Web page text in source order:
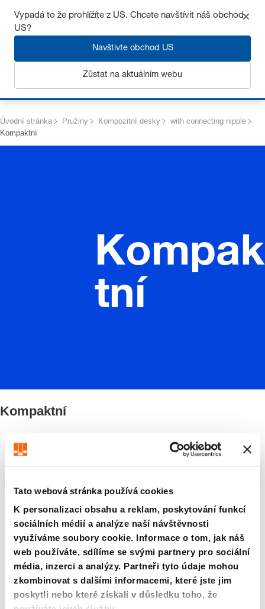
Tato webová stránka používá cookies
K personalizaci obsahu a reklam, poskytování funkcí
sociálních médií a analýze naší návštěvnosti
využíváme soubory cookie. Informace o tom, jak náš
web používáte, sdílíme se svými partnery pro sociální
média, inzerci a analýzy. Partneři tyto údaje mohou
zkombinovat s dalšími informacemi, které jste jim
poskytli nebo které získali v důsledku toho, že
Získejte až 7% slevu – klikněte zde pro víceinformací
Úvodní stránka Pružiny Kompozitní desky
with connecting nipple
Kompaktní
Kompak
tní
Kompaktní
Filtry/třídění
8 Zboží nalezeno
Vypadá to že prohlížíte z US. Chcete navštívit náš obchod
US?
Navštivte obchod US
Zůstat na aktuálním webu